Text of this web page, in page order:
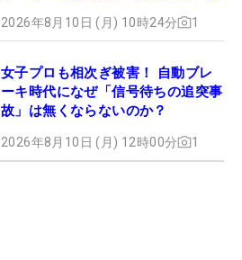
2026年8月10日 (月) 10時24分 1
女子プロも相次ぎ被害！ 自動ブレ
ーキ時代になぜ「信号待ちの追突事
故」は無くならないのか？
2026年8月10日 (月) 12時00分 1